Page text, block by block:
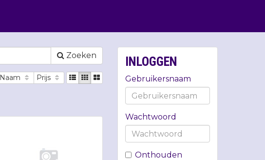
Zoeken
Naam Prijs
INLOGGEN
Gebruikersnaam
Wachtwoord
Onthouden